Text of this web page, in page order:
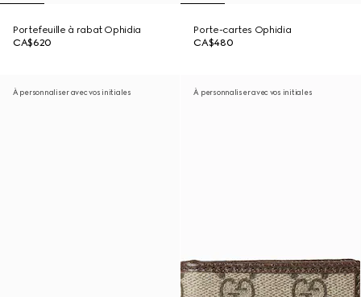
Portefeuille à rabat Ophidia
CA$620
Porte-cartes Ophidia
CA$480
À personnaliser avec vos initiales À personnaliser avec vos initiales